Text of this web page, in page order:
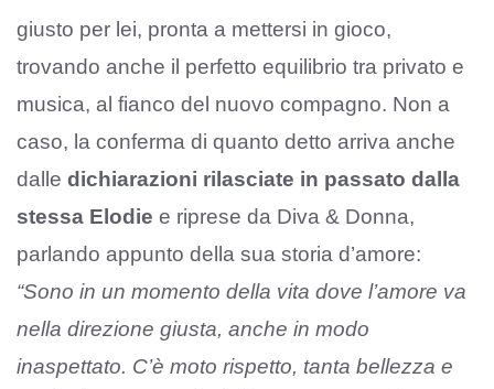
giusto per lei, pronta a mettersi in gioco,
trovando anche il perfetto equilibrio tra privato e
musica, al fianco del nuovo compagno. Non a
caso, la conferma di quanto detto arriva anche
dalle dichiarazioni rilasciate in passato dalla
stessa Elodie e riprese da Diva & Donna,
parlando appunto della sua storia d’amore:
“Sono in un momento della vita dove l’amore va
nella direzione giusta, anche in modo
inaspettato. C’è moto rispetto, tanta bellezza e